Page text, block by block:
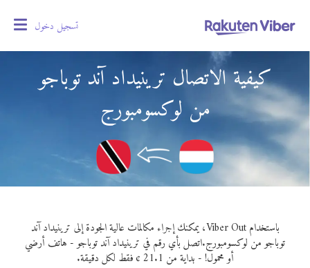
تسجيل دخول
كيفية الاتصال ترينيداد آند توباجو
من لوكسومبورج
باستخدام Viber Out، يمكنك إجراء مكالمات عالية الجودة إلى ترينيداد آند
توباجو من لوكسومبورج.اتصل بأي رقم في ترينيداد آند توباجو - هاتف أرضي
أو محمول! - بداية من 21.1 ¢ فقط لكل دقيقة.